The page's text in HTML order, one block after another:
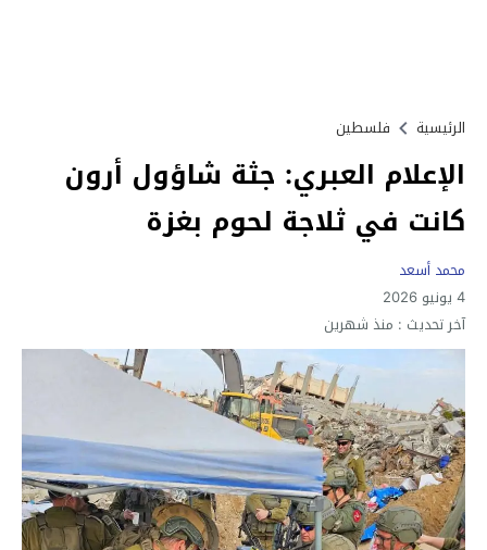
الرئيسية فلسطين
الإعلام العبري: جثة شاؤول أرون
كانت في ثلاجة لحوم بغزة
محمد أسعد
4 يونيو 2026
آخر تحديث : منذ شهرين